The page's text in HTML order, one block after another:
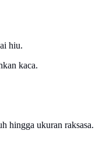
hiu.
kaca.
hingga ukuran raksasa.